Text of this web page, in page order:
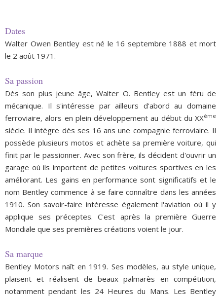
Dates
Walter Owen Bentley est né le 16 septembre 1888 et mort
le 2 août 1971.
Sa passion
Dès son plus jeune âge, Walter O. Bentley est un féru de
mécanique. Il s'intéresse par ailleurs d'abord au domaine
ferroviaire, alors en plein développement au début du XXème
siècle. Il intègre dès ses 16 ans une compagnie ferroviaire. Il
possède plusieurs motos et achète sa première voiture, qui
finit par le passionner. Avec son frère, ils décident d'ouvrir un
garage où ils importent de petites voitures sportives en les
améliorant. Les gains en performance sont significatifs et le
nom Bentley commence à se faire connaître dans les années
1910. Son savoir-faire intéresse également l'aviation où il y
applique ses préceptes. C'est après la première Guerre
Mondiale que ses premières créations voient le jour.
Sa marque
Bentley Motors naît en 1919. Ses modèles, au style unique,
plaisent et réalisent de beaux palmarès en compétition,
notamment pendant les 24 Heures du Mans. Les Bentley